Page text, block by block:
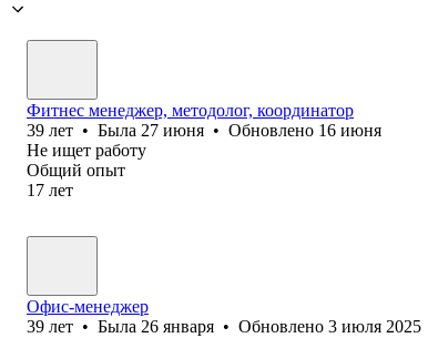
Фитнес менеджер, методолог, координатор
39 лет • Была 27 июня • Обновлено 16 июня
Не ищет работу
Общий опыт
17 лет
Офис-менеджер
39 лет • Была 26 января • Обновлено 3 июля 2025